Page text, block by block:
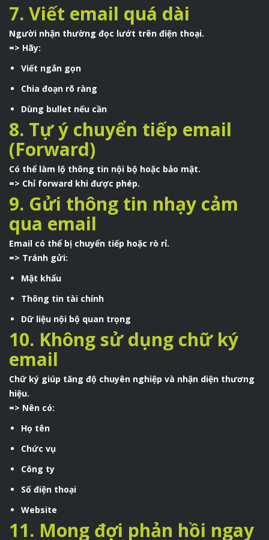
7. Viết email quá dài
Người nhận thường đọc lướt trên điện thoại.
=> Hãy:
Viết ngắn gọn
Chia đoạn rõ ràng
Dùng bullet nếu cần
8. Tự ý chuyển tiếp email
(Forward)
Có thể làm lộ thông tin nội bộ hoặc bảo mật.
=> Chỉ forward khi được phép.
9. Gửi thông tin nhạy cảm
qua email
Email có thể bị chuyển tiếp hoặc rò rỉ.
=> Tránh gửi:
Mật khẩu
Thông tin tài chính
Dữ liệu nội bộ quan trọng
10. Không sử dụng chữ ký
email
Chữ ký giúp tăng độ chuyên nghiệp và nhận diện thương
hiệu.
=> Nên có:
Họ tên
Chức vụ
Công ty
Số điện thoại
Website
11. Mong đợi phản hồi ngay